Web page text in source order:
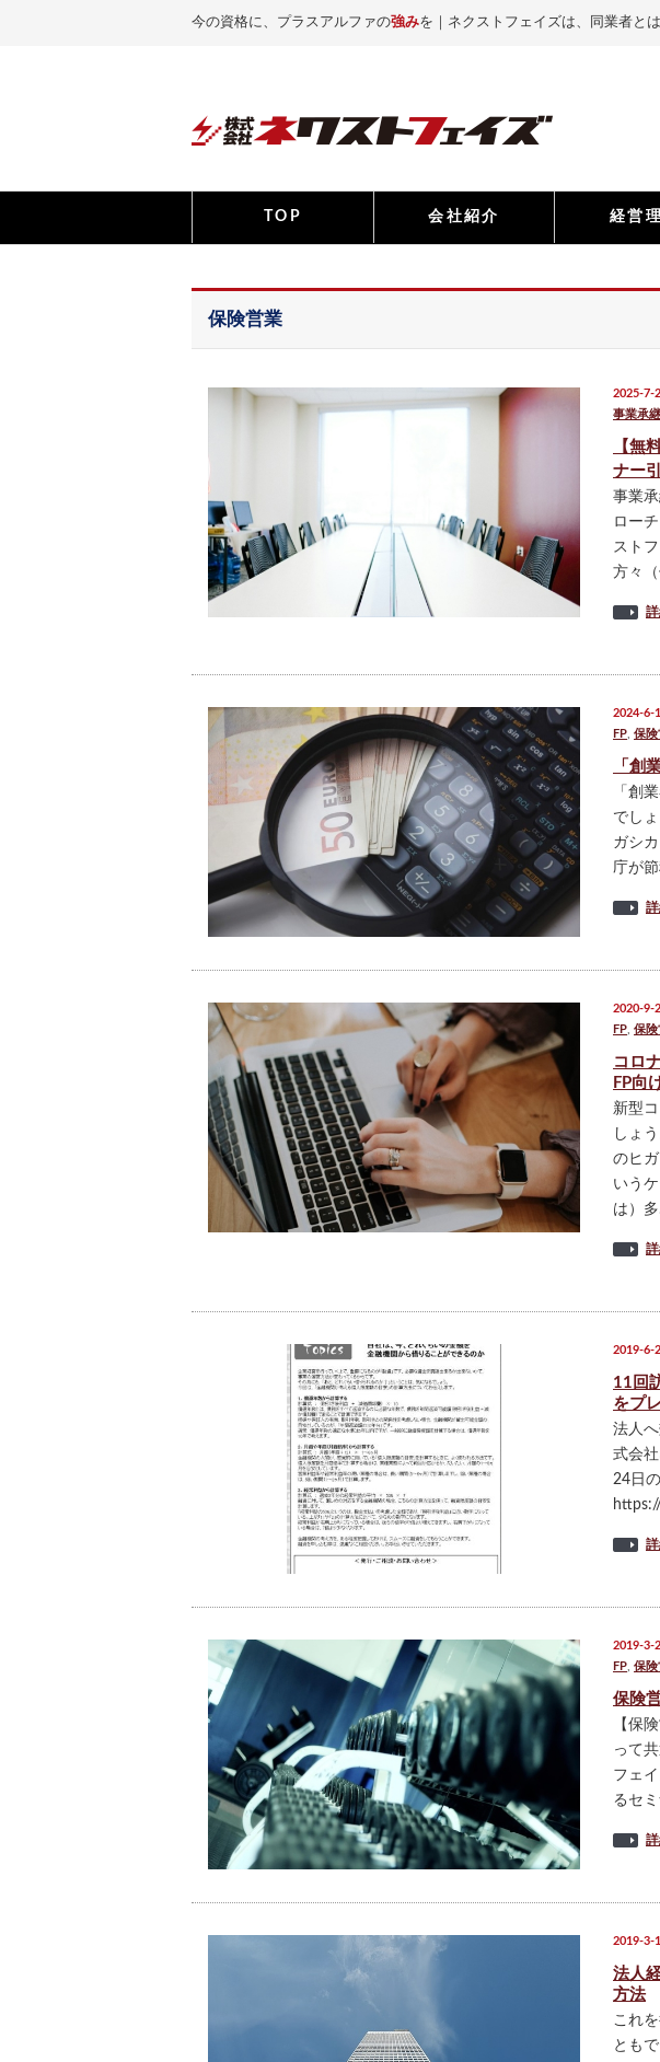
今の資格に、プラスアルファの強みを｜ネクストフェイズは、同業者と
TOP 会社紹介 経営
保険営業
2025-7-
事業承継
【無
ナー
事業
ロー
スト
方々
2024-6-
FP 保険
「創
「創
でし
ガシ
庁が
2020-9-
FP 保険
コロ
FP向
新型
しょ
のヒ
いう
は）
2019-6-
11回
をプ
法人
式会
24日
2019-3-
FP 保険
保険
【保
って
フェ
るセ
2019-3-
法人
方法
これ
とも